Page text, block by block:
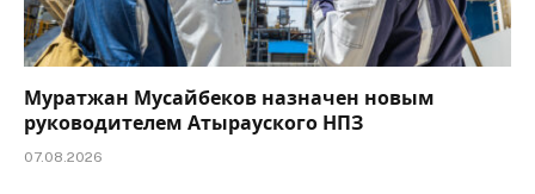
Муратжан Мусайбеков назначен новым
руководителем Атырауского НПЗ
07.08.2026